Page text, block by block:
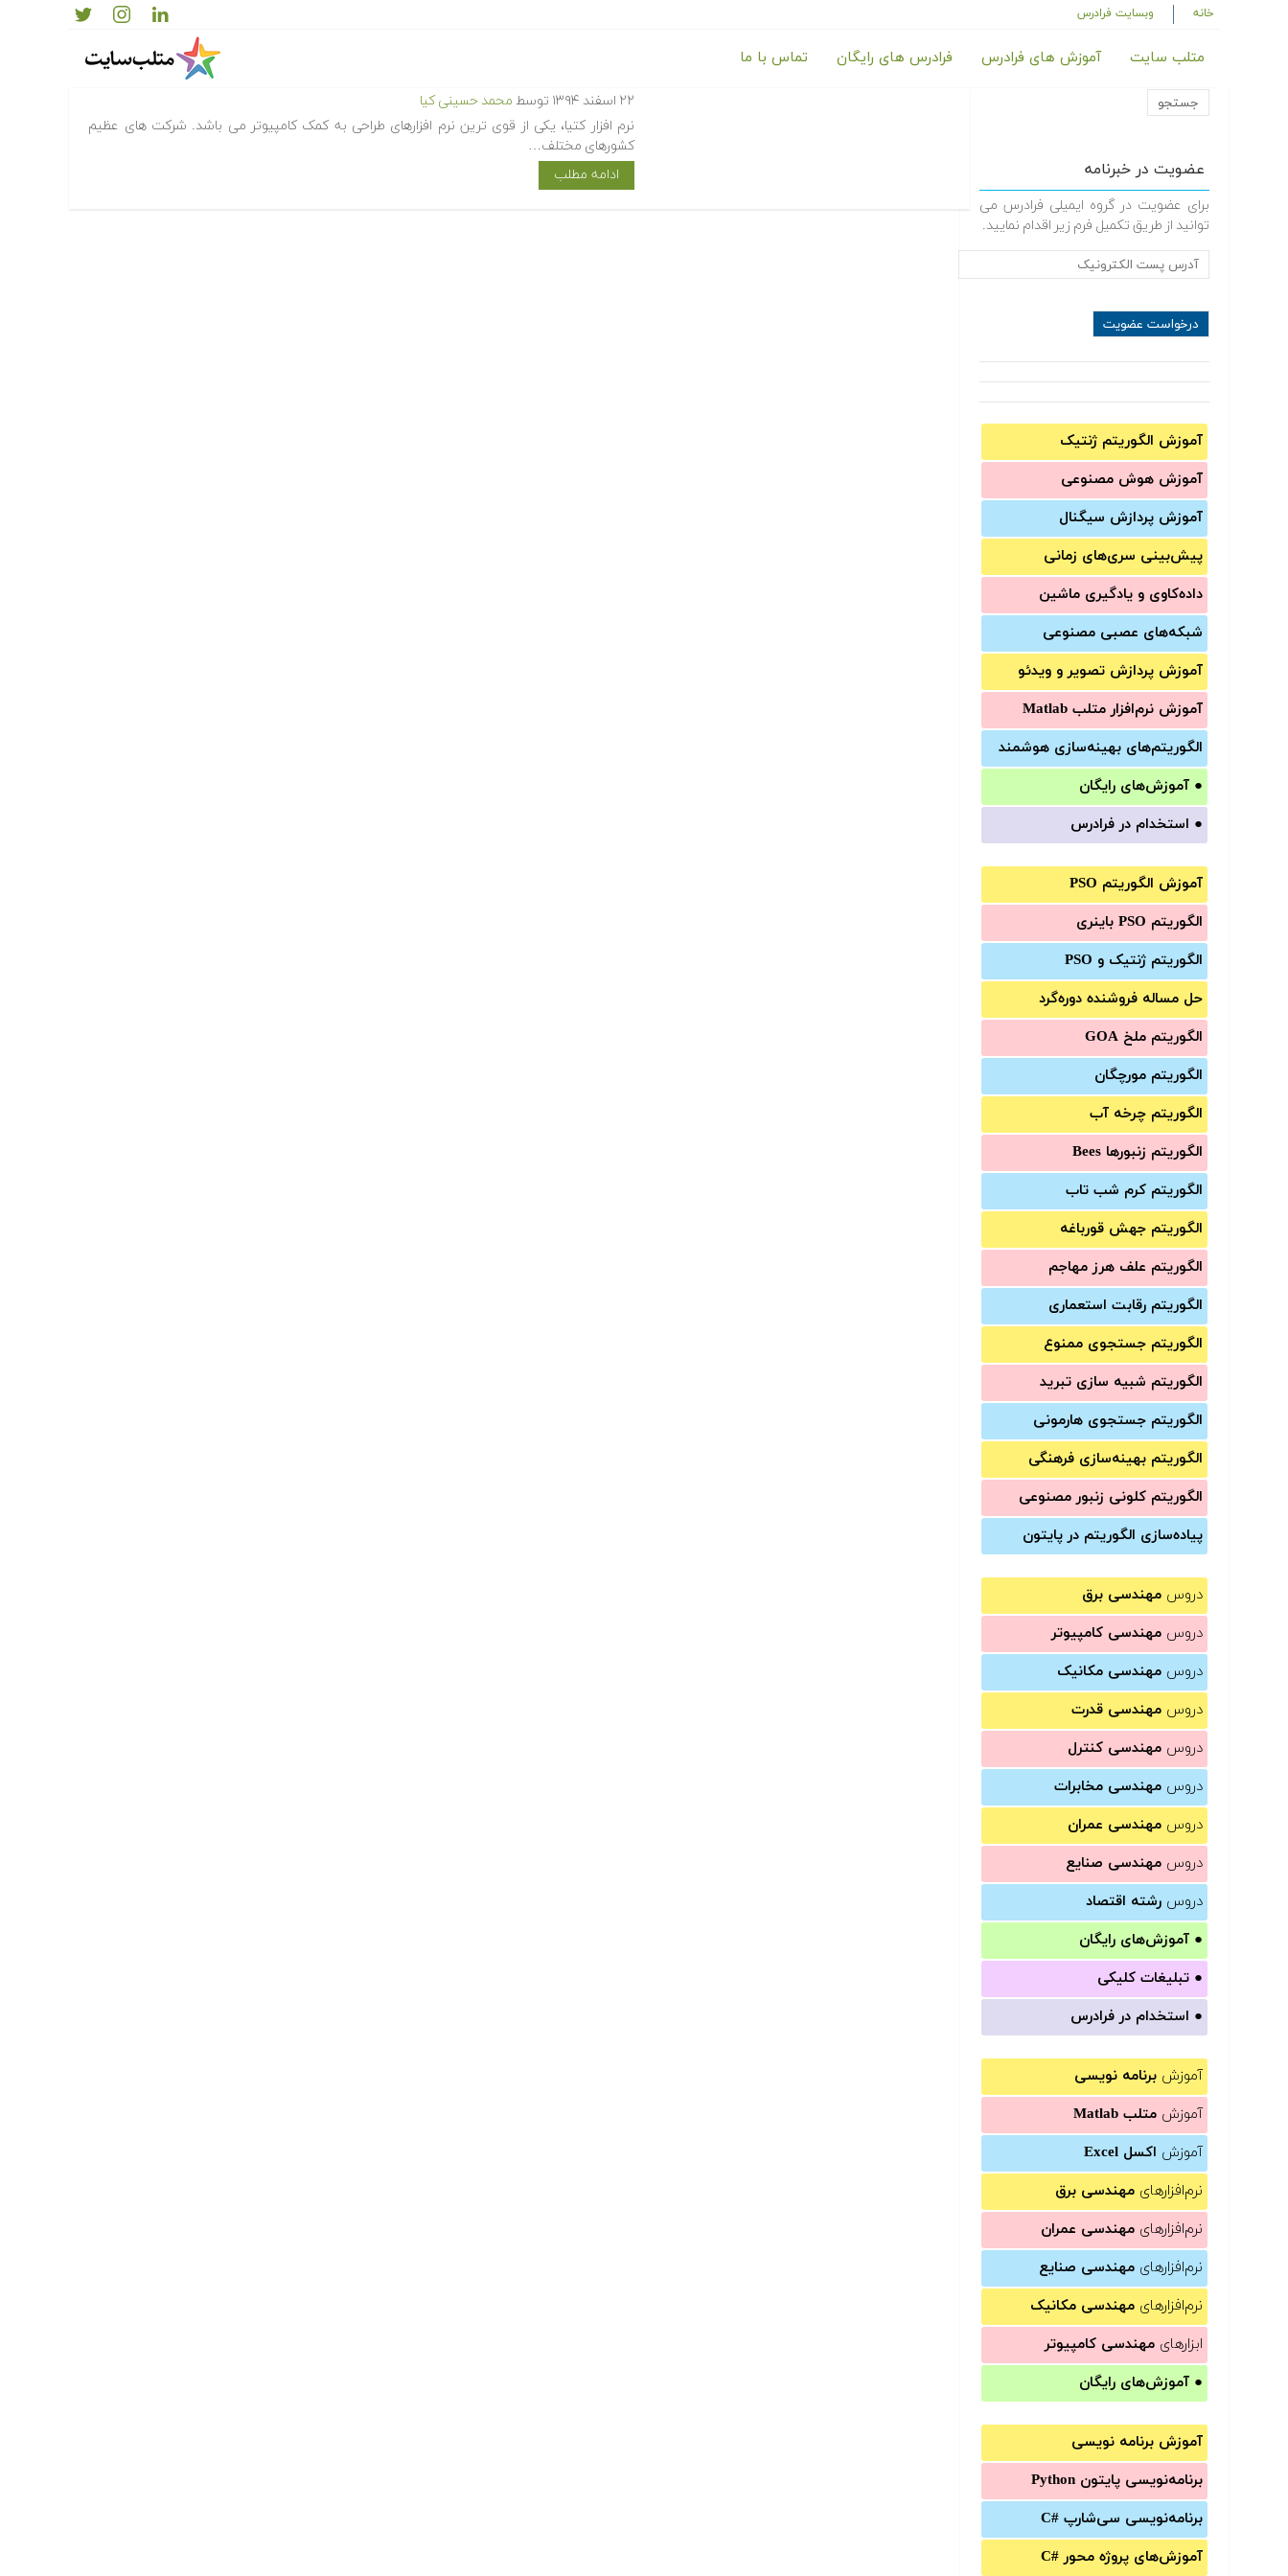
خانه وبسایت فرادرس
متلب سایت آموزش های فرادرس فرادرس های رایگان تماس با ما
عضویت در خبرنامه
برای عضویت در گروه ایمیلی فرادرس می
توانید از طریق تکمیل فرم زیر اقدام نمایید.
آموزش الگوریتم ژنتیک
آموزش‌ هوش مصنوعی
آموزش‌ پردازش سیگنال
پیش‌‌بینی سری‌‌های زمانی
داده‌کاوی و یادگیری ماشین
شبکه‌های عصبی مصنوعی
آموزش‌ پردازش تصویر و ویدئو
آموزش‌ نرم‌افزار متلب Matlab
الگوریتم‌های بهینه‌سازی هوشمند
● آموزش‌های رایگان
● استخدام در فرادرس
آموزش الگوریتم PSO
الگوریتم PSO باینری
الگوریتم ژنتیک و PSO
حل مساله فروشنده دوره‌گرد
الگوریتم ملخ GOA
الگوریتم مورچگان
الگوریتم چرخه آب
الگوریتم زنبورها Bees
الگوریتم کرم شب تاب
الگوریتم جهش قورباغه
الگوریتم علف هرز مهاجم
الگوریتم رقابت استعماری
الگوریتم جستجوی ممنوع
الگوریتم شبیه سازی تبرید
الگوریتم جستجوی هارمونی
الگوریتم بهینه‌سازی فرهنگی
الگوریتم کلونی زنبور مصنوعی
پیاده‌سازی الگوریتم در پایتون
دروس مهندسی برق
دروس مهندسی کامپیوتر
دروس مهندسی مکانیک
دروس مهندسی قدرت
دروس مهندسی کنترل
دروس مهندسی مخابرات
دروس مهندسی عمران
دروس مهندسی صنایع
دروس رشته اقتصاد
● آموزش‌های رایگان
● تبلیغات کلیکی
● استخدام در فرادرس
آموزش برنامه نویسی
آموزش متلب Matlab
آموزش اکسل Excel
نرم‌افزارهای مهندسی برق
نرم‌افزارهای مهندسی عمران
نرم‌افزارهای مهندسی صنایع
نرم‌افزارهای مهندسی مکانیک
ابزارهای مهندسی کامپیوتر
● آموزش‌های رایگان
آموزش برنامه نویسی
برنامه‌نویسی پایتون Python
برنامه‌‌نویسی سی‌شارپ C#‎
آموزش‌های پروژه محور #C
۲۲ اسفند ۱۳۹۴ توسط محمد حسینی کیا
نرم افزار کتیا، یکی از قوی ترین نرم افزارهای طراحی به کمک کامپیوتر می باشد. شرکت های عظیم
کشورهای مختلف…
ادامه مطلب